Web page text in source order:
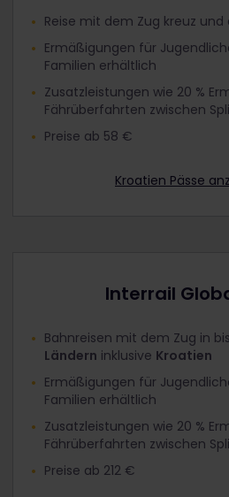
Reise mit dem Zug kreuz
Ermäßigungen für
Familien erhältlich
Zusatzleistungen wie 20 %
Fährüberfahrten zwischen
Preise ab 58 €
Kroatien Pässe
Interrail
Bahnreisen mit dem Zug in
Ländern inklusive Kroatien
Ermäßigungen für
Familien erhältlich
Zusatzleistungen wie 20 %
Fährüberfahrten zwischen
Preise ab 212 €